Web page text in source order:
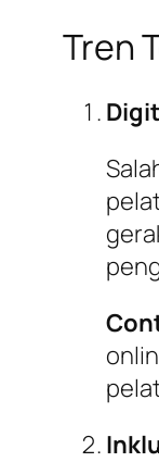
Tren